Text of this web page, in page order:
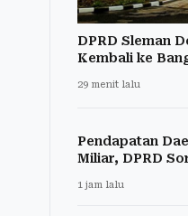
DPRD Sleman
Kembali ke
29 menit lalu
Pendapatan
Miliar, DPRD
1 jam lalu